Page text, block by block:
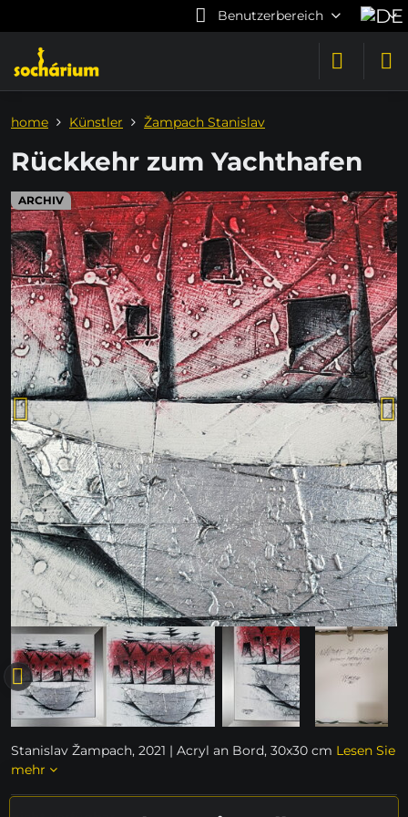
Benutzerbereich
ARCHIV
home Künstler Žampach Stanislav
Rückkehr zum Yachthafen
Stanislav Žampach, 2021 | Acryl an Bord, 30x30 cm Lesen Sie
mehr